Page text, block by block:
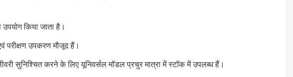
किया जाता है।
परीक्षण उपकरण मौजूद हैं।
सुनिश्चित करने के लिए यूनिवर्सल मॉडल प्रचुर मात्रा में स्टॉक में उपलब्ध हैं।